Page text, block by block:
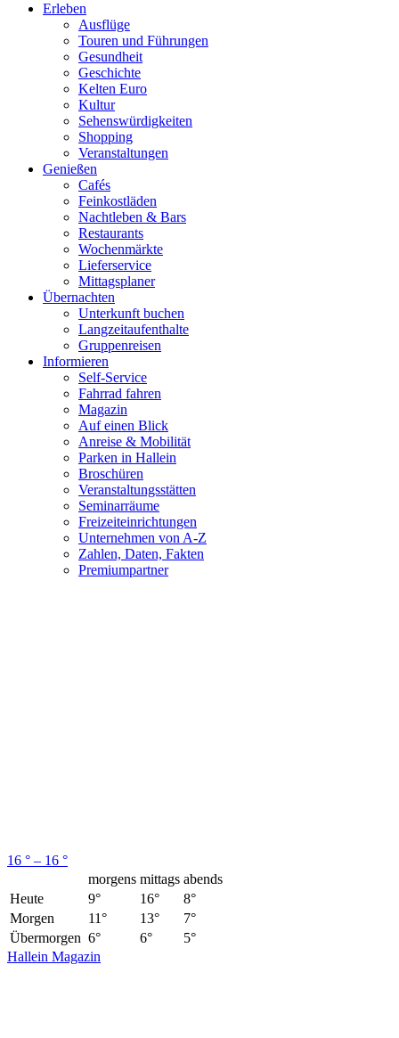
Erleben
Ausflüge
Touren und Führungen
Gesundheit
Geschichte
Kelten Euro
Kultur
Sehenswürdigkeiten
Shopping
Veranstaltungen
Genießen
Cafés
Feinkostläden
Nachtleben & Bars
Restaurants
Wochenmärkte
Lieferservice
Mittagsplaner
Übernachten
Unterkunft buchen
Langzeitaufenthalte
Gruppenreisen
Informieren
Self-Service
Fahrrad fahren
Magazin
Auf einen Blick
Anreise & Mobilität
Parken in Hallein
Broschüren
Veranstaltungsstätten
Seminarräume
Freizeiteinrichtungen
Unternehmen von A-Z
Zahlen, Daten, Fakten
Premiumpartner
16 ° – 16 °
morgens mittags abends
Heute
9° 16°
8°
Morgen
11° 13°
7°
Übermorgen 6° 6°
5°
Hallein Magazin